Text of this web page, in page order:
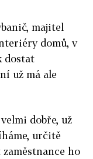
majitel
domů, v
dostat
už má ale
dobře, už
určitě
ho